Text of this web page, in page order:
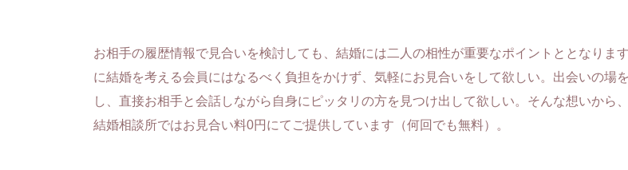
お相手の履歴情報で見合いを検討しても、結婚には二人の相性が重要なポイントととなりま
に結婚を考える会員にはなるべく負担をかけず、気軽にお見合いをして欲しい。出会いの場
し、直接お相手と会話しながら自身にピッタリの方を見つけ出して欲しい。そんな想いから
結婚相談所ではお見合い料0円にてご提供しています（何回でも無料）。